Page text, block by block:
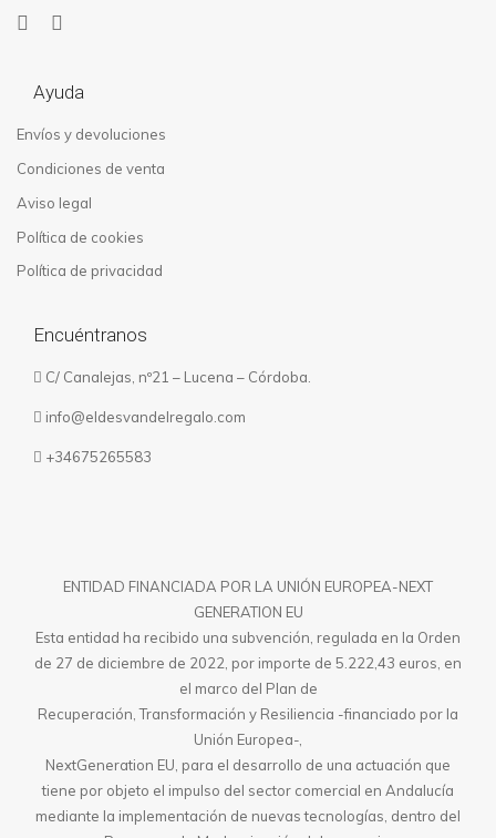
Ayuda
Envíos y devoluciones
Condiciones de venta
Aviso legal
Política de cookies
Política de privacidad
Encuéntranos
C/ Canalejas, nº21 – Lucena – Córdoba.
info@eldesvandelregalo.com
+34675265583
ENTIDAD FINANCIADA POR LA UNIÓN EUROPEA-NEXT
GENERATION EU
Esta entidad ha recibido una subvención, regulada en la Orden
de 27 de diciembre de 2022, por importe de 5.222,43 euros, en
el marco del Plan de
Recuperación, Transformación y Resiliencia -financiado por la
Unión Europea-,
NextGeneration EU, para el desarrollo de una actuación que
tiene por objeto el impulso del sector comercial en Andalucía
mediante la implementación de nuevas tecnologías, dentro del